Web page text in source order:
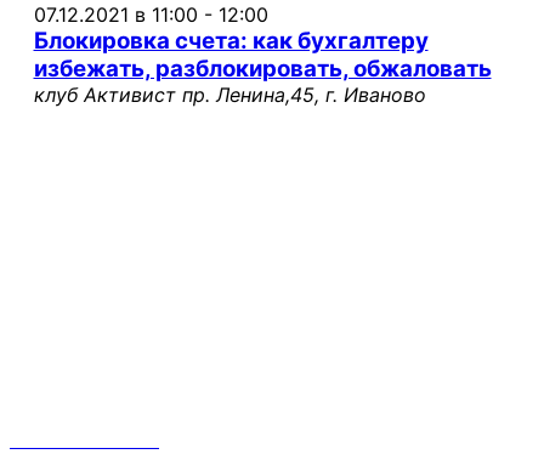
07.12.2021 в 11:00 - 12:00
Блокировка счета: как бухгалтеру
избежать, разблокировать, обжаловать
клуб Активист пр. Ленина,45, г. Иваново